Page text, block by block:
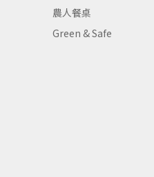
農人餐桌
Green & Safe